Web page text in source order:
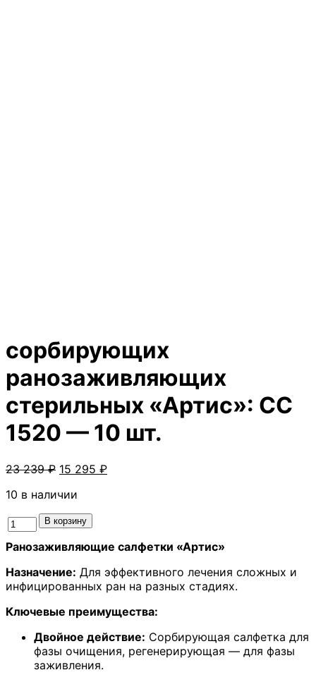
сорбирующих
ранозаживляющих
стерильных «Артис»: СС
1520 — 10 шт.
23 239₽ Первоначальная
составляла
23
239 ₽.
15 295 ₽Текущая
10 в наличии
Количество
товара
#12
Набор
салфеток
углеродных
сорбирующих
ранозаживляющих
стерильных
«Артис»:
В корзину
Ранозаживляющие салфетки «Артис»
Назначение: Для эффективного лечения сложных и
инфицированных ран на разных стадиях.
Ключевые преимущества:
Двойное действие: Сорбирующая салфетка для
фазы очищения, регенерирующая — для фазы
заживления.